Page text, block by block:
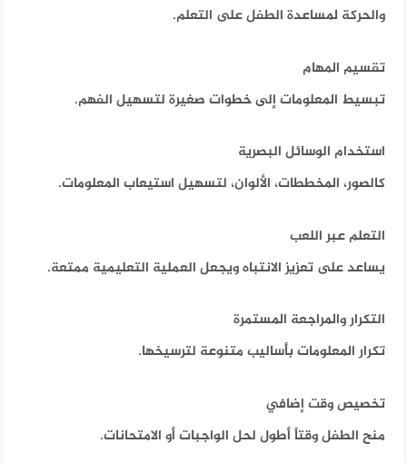
والحركة لمساعدة الطفل على التعلم.
تقسيم المهام
تبسيط المعلومات إلى خطوات صغيرة لتسهيل الفهم.
استخدام الوسائل البصرية
كالصور، المخططات، الألوان، لتسهيل استيعاب المعلومات.
التعلم عبر اللعب
يساعد على تعزيز الانتباه ويجعل العملية التعليمية ممتعة.
التكرار والمراجعة المستمرة
تكرار المعلومات بأساليب متنوعة لترسيخها.
تخصيص وقت إضافي
منح الطفل وقتاً أطول لحل الواجبات أو الامتحانات.